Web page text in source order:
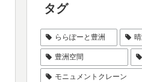
タグ
ららぽーと豊洲
豊洲空間
モニュメントクレーン